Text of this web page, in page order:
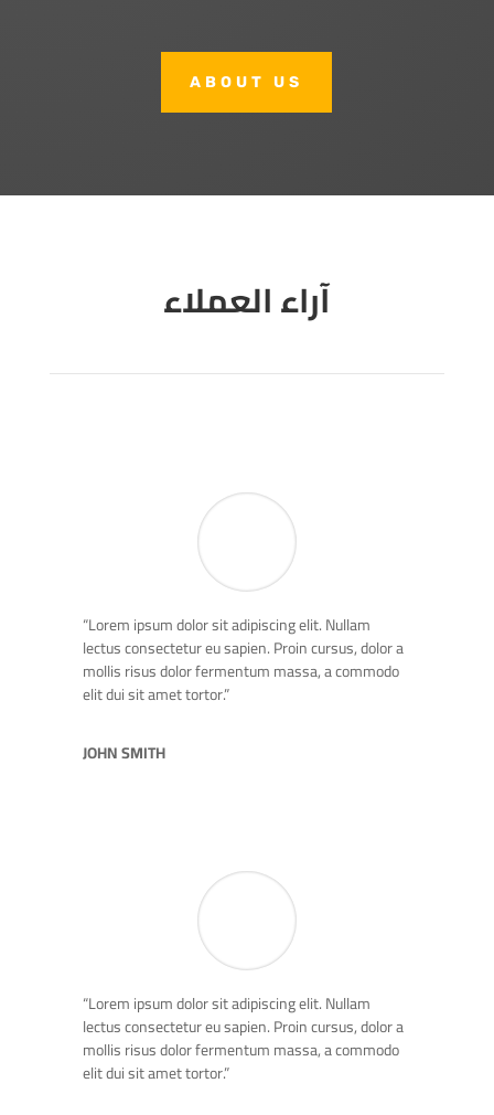
ABOUT US
آراء العملاء
“Lorem ipsum dolor sit adipiscing elit. Nullam
lectus consectetur eu sapien. Proin cursus, dolor a
mollis risus dolor fermentum massa, a commodo
elit dui sit amet tortor.”
JOHN SMITH
“Lorem ipsum dolor sit adipiscing elit. Nullam
lectus consectetur eu sapien. Proin cursus, dolor a
mollis risus dolor fermentum massa, a commodo
elit dui sit amet tortor.”